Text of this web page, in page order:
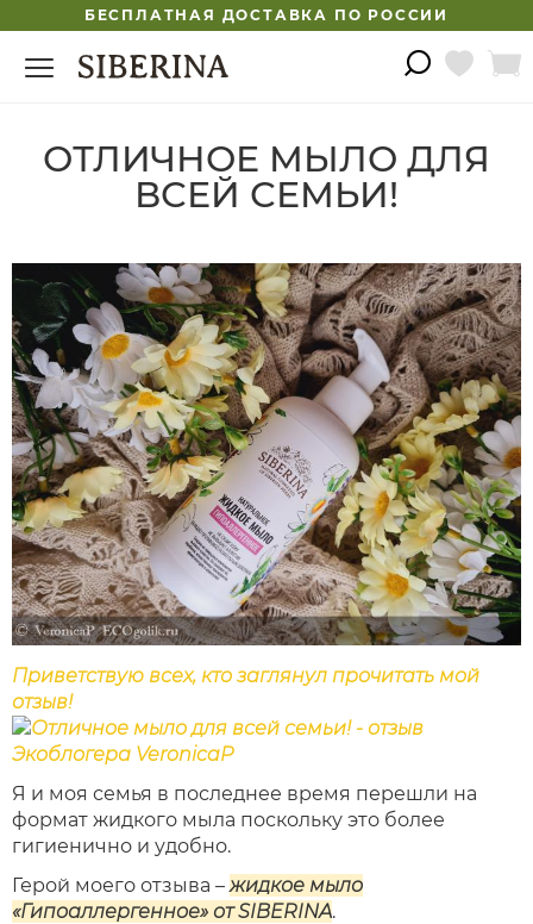
БЕСПЛАТНАЯ ДОСТАВКА ПО РОССИИ
ОТЛИЧНОЕ МЫЛО ДЛЯ
ВСЕЙ СЕМЬИ!
Приветствую всех, кто заглянул прочитать мой
отзыв!
Я и моя семья в последнее время перешли на
формат жидкого мыла поскольку это более
гигиенично и удобно.
Герой моего отзыва –жидкое мыло
«Гипоаллергенное» от SIBERINA.